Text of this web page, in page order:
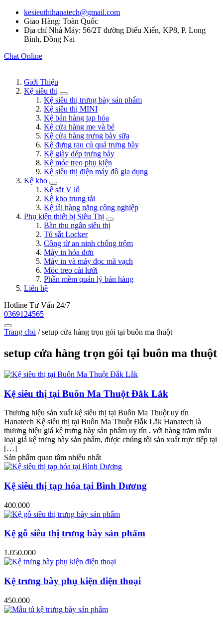
kesieuthihanatech@gmail.com
Giao Hàng: Toàn Quốc
Địa chỉ Nhà Máy: 56/2T đường Điểu Xiển, KP8, P. Long
Bình, Đồng Nai
Chat Online
Giới Thiệu
Kệ siêu thị
Kệ siêu thị trưng bày sản phẩm
Kệ siêu thị MINI
Kệ bán hàng tạp hóa
Kệ cửa hàng mẹ và bé
Kệ cửa hàng trưng bày sữa
Kệ đựng rau củ quả trưng bày
Kệ giày dép trưng bày
Kệ móc treo phụ kiện
Kệ siêu thị điện máy đồ gia dụng
Kệ kho
Kệ sắt V lỗ
Kệ kho trung tải
Kệ tải hàng nặng công nghiệp
Phụ kiện thiết bị Siêu Thị
Bàn thu ngân siêu thị
Tủ sắt Locker
Công từ an ninh chống trộm
Máy in hóa đơn
Máy in và máy đọc mã vạch
Móc treo cài lưới
Phần mềm quản lý bán hàng
Liên hệ
Hotline Tư Vấn 24/7
0369124565
Trang chủ /setup cửa hàng trọn gói tại buôn ma thuột
setup cửa hàng trọn gói tại buôn ma thuột
Kệ siêu thị tại Buôn Ma Thuột Đắk Lắk
Thương hiệu sản xuất kệ siêu thị tại Buôn Ma Thuột uy tín
Hanatech Kệ siêu thị tại Buôn Ma Thuột Đắk Lắk Hanatech là
thương hiệu giá kệ trưng bày sản phẩm uy tín , với hàng trăm mẫu
loại giá kệ trưng bày sản phẩm, được chúng tôi sản xuất trực tiếp tại
[…]
Sản phẩm quan tâm nhiều nhất
Kệ siêu thị tạp hóa tại Bình Dương
400.000
Kệ gỗ siêu thị trưng bày sản phẩm
1.050.000
Kệ trưng bày phụ kiện điện thoại
450.000